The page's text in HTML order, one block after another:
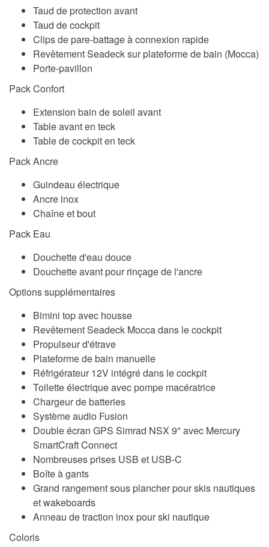
Taud de protection avant
Taud de cockpit
Clips de pare-battage à connexion rapide
Revêtement Seadeck sur plateforme de bain (Mocca)
Porte-pavillon
Pack Confort
Extension bain de soleil avant
Table avant en teck
Table de cockpit en teck
Pack Ancre
Guindeau électrique
Ancre inox
Chaîne et bout
Pack Eau
Douchette d'eau douce
Douchette avant pour rinçage de l'ancre
Options supplémentaires
Bimini top avec housse
Revêtement Seadeck Mocca dans le cockpit
Propulseur d'étrave
Plateforme de bain manuelle
Réfrigérateur 12V intégré dans le cockpit
Toilette électrique avec pompe macératrice
Chargeur de batteries
Système audio Fusion
Double écran GPS Simrad NSX 9" avec Mercury
SmartCraft Connect
Nombreuses prises USB et USB-C
Boîte à gants
Grand rangement sous plancher pour skis nautiques
et wakeboards
Anneau de traction inox pour ski nautique
Coloris